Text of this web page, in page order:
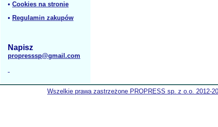
• Cookies na stronie
• Regulamin zakupów
Napisz
propresssp@gmail.com
Wszelkie prawa zastrzeżone PROPRESS sp. z o.o. 2012-